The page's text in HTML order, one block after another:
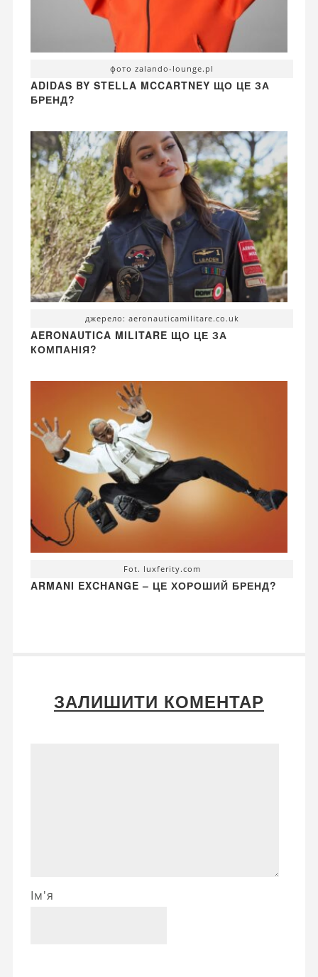
фото zalando-lounge.pl
ADIDAS BY STELLA MCCARTNEY ЩО ЦЕ ЗА
БРЕНД?
джерело: aeronauticamilitare.co.uk
AERONAUTICA MILITARE ЩО ЦЕ ЗА
КОМПАНІЯ?
Fot. luxferity.com
ARMANI EXCHANGE – ЦЕ ХОРОШИЙ БРЕНД?
ЗАЛИШИТИ КОМЕНТАР
Ім'я